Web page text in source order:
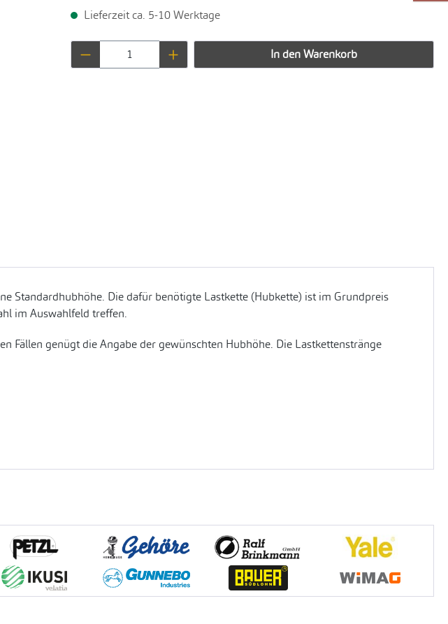
Lieferzeit ca. 5-10 Werktage
Produkt Anzahl: Gib den gewünschten Wert ein
In den Warenkorb
Standardhubhöhe. Die dafür benötigte Lastkette (Hubkette) ist im Grundpreis
im Auswahlfeld treffen.
Fällen genügt die Angabe der gewünschten Hubhöhe. Die Lastkettenstränge